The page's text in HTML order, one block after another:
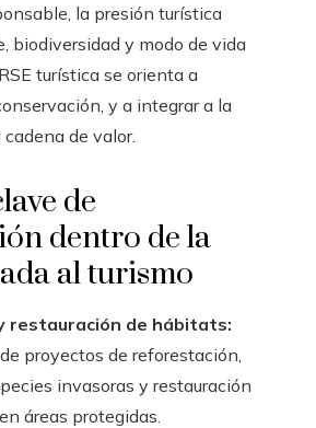
la presión turística
biodiversidad y modo de vida
turística se orienta a
y a integrar a la
de valor.
de
dentro de la
al turismo
restauración de hábitats:
proyectos de reforestación,
invasoras y restauración
áreas protegidas.